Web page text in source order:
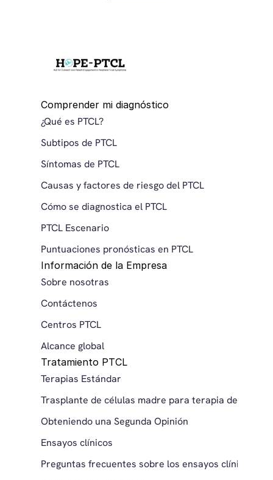
Comprender mi diagnóstico
¿Qué es PTCL?
Subtipos de PTCL
Síntomas de PTCL
Causas y factores de riesgo del PTCL
Cómo se diagnostica el PTCL
PTCL Escenario
Puntuaciones pronósticas en PTCL
Información de la Empresa
Sobre nosotras
Contáctenos
Centros PTCL
Alcance global
Tratamiento PTCL
Terapias Estándar
Trasplante de células madre para terapia de
Obteniendo una Segunda Opinión
Ensayos clínicos
Preguntas frecuentes sobre los ensayos clínicos